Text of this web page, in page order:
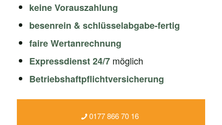
keine Vorauszahlung
besenrein & schlüsselabgabe-fertig
faire Wertanrechnung
Expressdienst 24/7 möglich
Betriebshaftpflichtversicherung
0177 866 70 16